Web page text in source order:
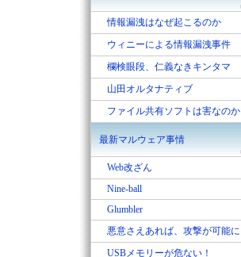
情報漏洩はなぜ起こるのか
ウィニーによる情報漏洩事件
欄検眼段、仁義なきキンタマ
山田オルタナティブ
ファイル共有ソフトは害なのか
最新マルウェア事情
Web改ざん
Nine-ball
Glumbler
悪意さえあれば、攻撃が可能に
USBメモリーが危ない！